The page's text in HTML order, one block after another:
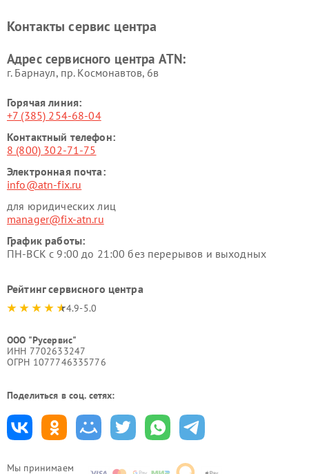
Мы принимаем
Контакты сервис центра
Адрес сервисного центра ATN:
г. Барнаул, ​пр. Космонавтов, 6в
Горячая линия:
+7 (385) 254-68-04
Контактный телефон:
8 (800) 302-71-75
Электронная почта:
info@atn-fix.ru
для юридических лиц
manager@fix-atn.ru
График работы:
ПН-ВСК с 9:00 до 21:00 без перерывов и выходных
Рейтинг сервисного центра
4.9-5.0
ООО "Русервис"
ИНН 7702633247
ОГРН 1077746335776
Поделиться в соц. сетях: